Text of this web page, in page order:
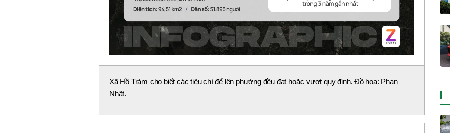
Xã Hồ Tràm cho biết các tiêu chí để lên phường đều đạt hoặc vượt quy định. Đồ họa: Phan
Nhật.